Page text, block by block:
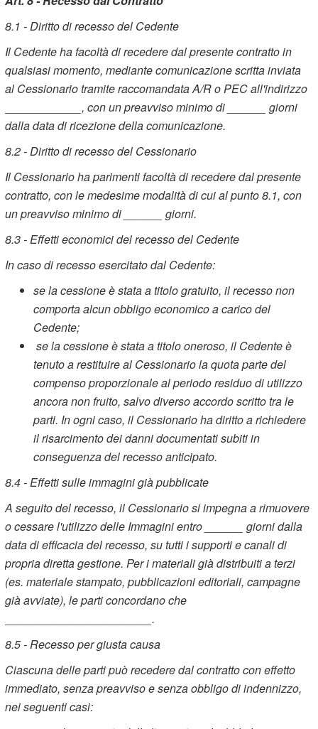
8.1 - Diritto di recesso del Cedente
Il Cedente ha facoltà di recedere dal presente contratto in
qualsiasi momento, mediante comunicazione scritta inviata
al Cessionario tramite raccomandata A/R o PEC all'indirizzo
____________, con un preavviso minimo di ______ giorni
dalla data di ricezione della comunicazione.
8.2 - Diritto di recesso del Cessionario
Il Cessionario ha parimenti facoltà di recedere dal presente
contratto, con le medesime modalità di cui al punto 8.1, con
un preavviso minimo di ______ giorni.
8.3 - Effetti economici del recesso del Cedente
In caso di recesso esercitato dal Cedente:
se la cessione è stata a titolo gratuito, il recesso non
comporta alcun obbligo economico a carico del
Cedente;
se la cessione è stata a titolo oneroso, il Cedente è
tenuto a restituire al Cessionario la quota parte del
compenso proporzionale al periodo residuo di utilizzo
ancora non fruito, salvo diverso accordo scritto tra le
parti. In ogni caso, il Cessionario ha diritto a richiedere
il risarcimento dei danni documentati subiti in
conseguenza del recesso anticipato.
8.4 - Effetti sulle immagini già pubblicate
A seguito del recesso, il Cessionario si impegna a rimuovere
o cessare l'utilizzo delle Immagini entro ______ giorni dalla
data di efficacia del recesso, su tutti i supporti e canali di
propria diretta gestione. Per i materiali già distribuiti a terzi
(es. materiale stampato, pubblicazioni editoriali, campagne
già avviate), le parti concordano che
_______________________.
8.5 - Recesso per giusta causa
Ciascuna delle parti può recedere dal contratto con effetto
immediato, senza preavviso e senza obbligo di indennizzo,
nei seguenti casi: